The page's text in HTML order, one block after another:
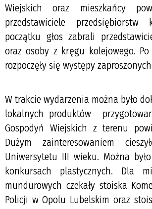
Wiejskich oraz mieszkańcy
przedstawiciele przedsiębiorstw
początku głos zabrali
oraz osoby z kręgu kolejowego.
rozpoczęły się występy
W trakcie wydarzenia można było
lokalnych produktów
Gospodyń Wiejskich z terenu
Dużym zainteresowaniem
Uniwersytetu III wieku. Można
konkursach plastycznych. Dla
mundurowych czekały stoiska
Policji w Opolu Lubelskim oraz